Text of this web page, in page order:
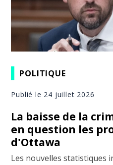
POLITIQUE
Publié le 24 juillet 2026
La baisse de la
en question les
d'Ottawa
Les nouvelles statistiques